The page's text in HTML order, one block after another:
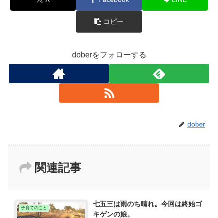
コピー
doberをフォローする
dober
関連記事
子育てのこと
七五三は雨のち晴れ。今回は終始ゴ
キゲンの娘。